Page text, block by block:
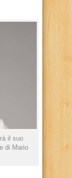
il suo
di Mario